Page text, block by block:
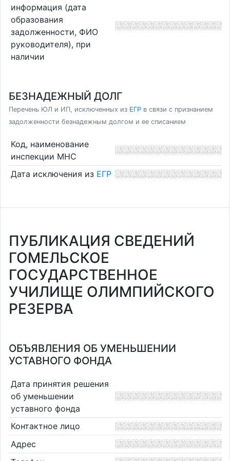
информация (дата
образования
задолженности, ФИО
руководителя), при
наличии
БЕЗНАДЕЖНЫЙ ДОЛГ
Перечень ЮЛ и ИП, исключенных из ЕГР в связи с признанием
задолженности безнадежным долгом и ее списанием
Код, наименование
инспекции МНС
Дата исключения из ЕГР
ПУБЛИКАЦИЯ СВЕДЕНИЙ
ГОМЕЛЬСКОЕ
ГОСУДАРСТВЕННОЕ
УЧИЛИЩЕ ОЛИМПИЙСКОГО
РЕЗЕРВА
ОБЪЯВЛЕНИЯ ОБ УМЕНЬШЕНИИ
УСТАВНОГО ФОНДА
Дата принятия решения
об уменьшении
уставного фонда
Контактное лицо
Адрес